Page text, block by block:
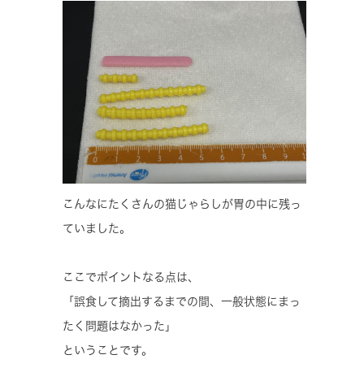
こんなにたくさんの猫じゃらしが胃の中に残っ
ていました。
ここでポイントなる点は、
「誤食して摘出するまでの間、一般状態にまっ
たく問題はなかった」
ということです。